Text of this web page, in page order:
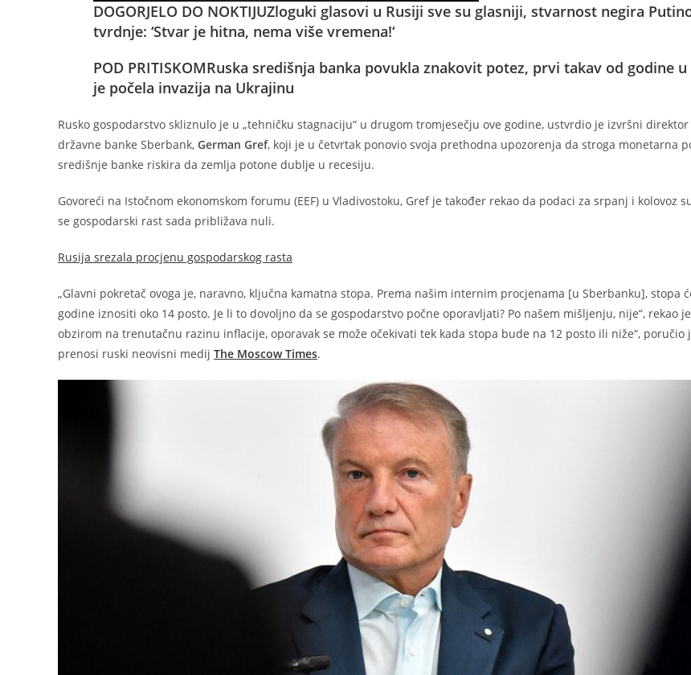
DOGORJELO DO NOKTIJUZloguki glasovi u Rusiji sve su glasniji, stvarnost negira
tvrdnje: ‘Stvar je hitna, nema više vremena!‘
POD PRITISKOMRuska središnja banka povukla znakovit potez, prvi takav od godine
je počela invazija na Ukrajinu
Rusko gospodarstvo skliznulo je u „tehničku stagnaciju“ u drugom tromjesečju ove godine, ustvrdio je izvršni
državne banke Sberbank, German Gref, koji je u četvrtak ponovio svoja prethodna upozorenja da stroga monetarna
središnje banke riskira da zemlja potone dublje u recesiju.
Govoreći na Istočnom ekonomskom forumu (EEF) u Vladivostoku, Gref je također rekao da podaci za srpanj i kolovoz
se gospodarski rast sada približava nuli.
Rusija srezala procjenu gospodarskog rasta
„Glavni pokretač ovoga je, naravno, ključna kamatna stopa. Prema našim internim procjenama [u Sberbanku], stopa
godine iznositi oko 14 posto. Je li to dovoljno da se gospodarstvo počne oporavljati? Po našem mišljenju, nije“, rekao
obzirom na trenutačnu razinu inflacije, oporavak se može očekivati ​​tek kada stopa bude na 12 posto ili niže“, poručio
prenosi ruski neovisni medij The Moscow Times.